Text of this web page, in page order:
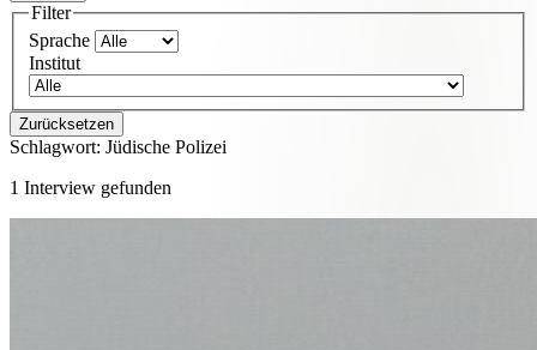
Filter
Sprache
Institut
Zurücksetzen
Schlagwort: Jüdische Polizei
1 Interview gefunden